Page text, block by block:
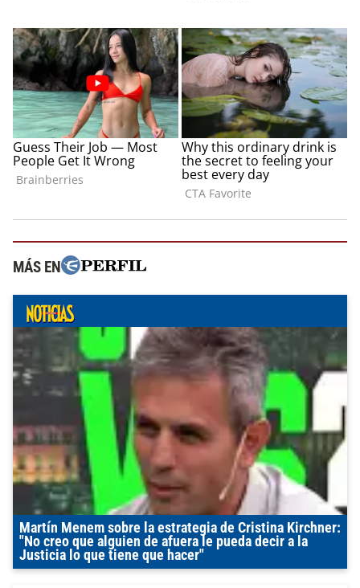
MÁS EN
Martín Menem sobre la estrategia de Cristina Kirchner:
"No creo que alguien de afuera le pueda decir a la
Justicia lo que tiene que hacer"